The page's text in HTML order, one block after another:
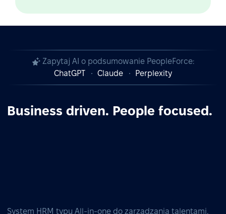
Zapytaj AI o podsumowanie PeopleForce:
ChatGPT
Claude Perplexity
Business driven. People focused.
System HRM typu All-in-one do zarządzania talentami,